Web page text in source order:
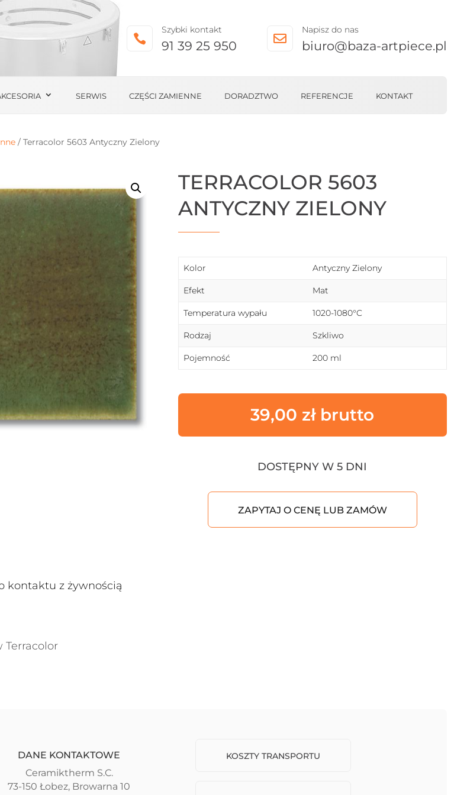

Szybki kontakt
91 39 25 950 
Napisz do nas
biuro@baza-artpiece.pl
SERWIS CZĘŚCI ZAMIENNE DORADZTWO REFERENCJE KONTAKT
/ Terracolor 5603 Antyczny Zielony
TERRACOLOR 5603
ANTYCZNY ZIELONY
Kolor Antyczny Zielony
Efekt Mat
Temperatura wypału 1020-1080°C
Rodzaj Szkliwo
Pojemność 200 ml
39,00 zł
DOSTĘPNY W 5 DNI
ZAPYTAJ O CENĘ LUB ZAMÓW
kontaktu z żywnością
Terracolor
DANE KONTAKTOWE
Ceramiktherm S.C.
73-150 Łobez, Browarna 10
KOSZTY TRANSPORTU